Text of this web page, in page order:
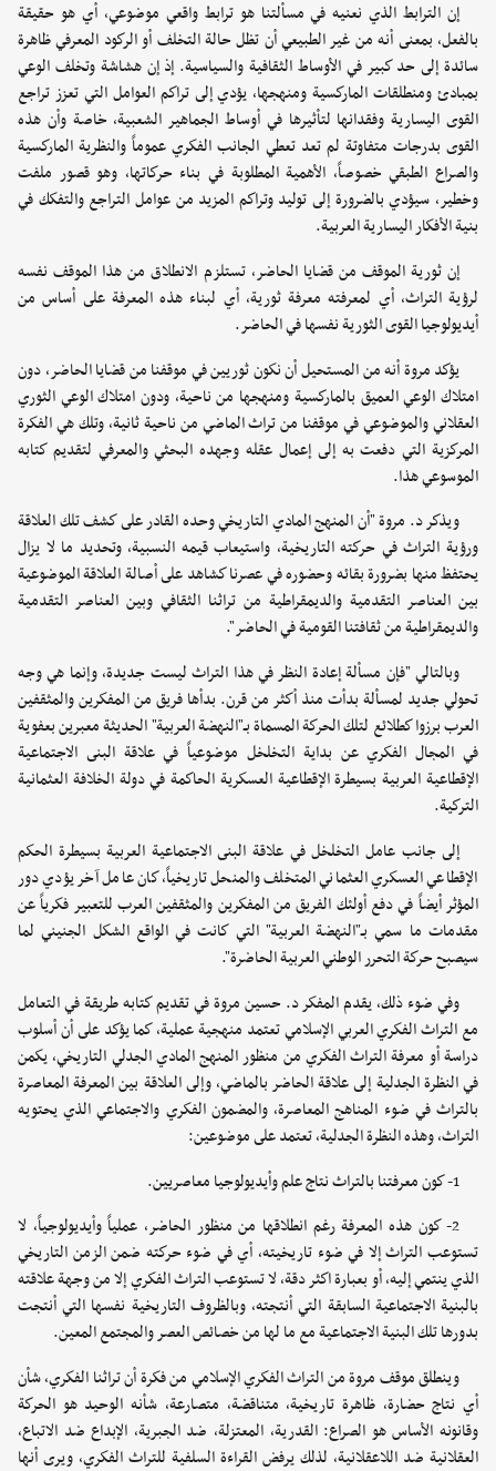
إن الترابط الذي نعنيه في مسألتنا هو ترابط واقعي موضوعي، أي هو حقيقة
بالفعل، بمعنى أنه من غير الطبيعي أن تظل حالة التخلف أو الركود المعرفي ظاهرة
سائدة إلى حد كبير في الأوساط الثقافية والسياسية. إذ إن هشاشة وتخلف الوعي
بمبادئ ومنطلقات الماركسية ومنهجها، يؤدي إلى تراكم العوامل التي تعزز تراجع
القوى اليسارية وفقدانها لتأثيرها في أوساط الجماهير الشعبية، خاصة وأن هذه
القوى بدرجات متفاوتة لم تعد تعطي الجانب الفكري عموماً والنظرية الماركسية
والصراع الطبقي خصوصاً، الأهمية المطلوبة في بناء حركاتها، وهو قصور ملفت
وخطير، سيؤدي بالضرورة إلى توليد وتراكم المزيد من عوامل التراجع والتفكك في
بنية الأفكار اليسارية العربية.
إن ثورية الموقف من قضايا الحاضر، تستلزم الانطلاق من هذا الموقف نفسه
لرؤية التراث، أي لمعرفته معرفة ثورية، أي لبناء هذه المعرفة على أساس من
أيديولوجيا القوى الثورية نفسها في الحاضر.
يؤكد مروة أنه من المستحيل أن نكون ثوريين في موقفنا من قضايا الحاضر، دون
امتلاك الوعي العميق بالماركسية ومنهجها من ناحية، ودون امتلاك الوعي الثوري
العقلاني والموضوعي في موقفنا من تراث الماضي من ناحية ثانية، وتلك هي الفكرة
المركزية التي دفعت به إلى إعمال عقله وجهده البحثي والمعرفي لتقديم كتابه
الموسوعي هذا.
ويذكر د. مروة "أن المنهج المادي التاريخي وحده القادر على كشف تلك العلاقة
ورؤية التراث في حركته التاريخية، واستيعاب قيمه النسبية، وتحديد ما لا يزال
يحتفظ منها بضرورة بقائه وحضوره في عصرنا كشاهد على أصالة العلاقة الموضوعية
بين العناصر التقدمية والديمقراطية من تراثنا الثقافي وبين العناصر التقدمية
والديمقراطية من ثقافتنا القومية في الحاضر".
وبالتالي "فإن مسألة إعادة النظر في هذا التراث ليست جديدة، وإنما هي وجه
تحولي جديد لمسألة بدأت منذ أكثر من قرن. بدأها فريق من المفكرين والمثقفين
العرب برزوا كطلائع لتلك الحركة المسماة بـ"النهضة العربية" الحديثة معبرين بعفوية
في المجال الفكري عن بداية التخلخل موضوعياً في علاقة البنى الاجتماعية
الإقطاعية العربية بسيطرة الإقطاعية العسكرية الحاكمة في دولة الخلافة العثمانية
التركية.
إلى جانب عامل التخلخل في علاقة البنى الاجتماعية العربية بسيطرة الحكم
الإقطاعي العسكري العثماني المتخلف والمنحل تاريخياً، كان عامل آخر يؤدي دور
المؤثر أيضاً في دفع أولئك الفريق من المفكرين والمثقفين العرب للتعبير فكرياً عن
مقدمات ما سمي بـ"النهضة العربية" التي كانت في الواقع الشكل الجنيني لما
سيصبح حركة التحرر الوطني العربية الحاضرة".
وفي ضوء ذلك، يقدم المفكر د. حسين مروة في تقديم كتابه طريقة في التعامل
مع التراث الفكري العربي الإسلامي تعتمد منهجية عملية، كما يؤكد على أن أسلوب
دراسة أو معرفة التراث الفكري من منظور المنهج المادي الجدلي التاريخي، يكمن
في النظرة الجدلية إلى علاقة الحاضر بالماضي، وإلى العلاقة بين المعرفة المعاصرة
بالتراث في ضوء المناهج المعاصرة، والمضمون الفكري والاجتماعي الذي يحتويه
التراث، وهذه النظرة الجدلية، تعتمد على موضوعين:
1- كون معرفتنا بالتراث نتاج علم وأيديولوجيا معاصريين.
2- كون هذه المعرفة رغم انطلاقها من منظور الحاضر، عملياً وأيديولوجياً، لا
تستوعب التراث إلا في ضوء تاريخيته، أي في ضوء حركته ضمن الزمن التاريخي
الذي ينتمي إليه، أو بعبارة اكثر دقة، لا تستوعب التراث الفكري إلا من وجهة علاقته
بالبنية الاجتماعية السابقة التي أنتجته، وبالظروف التاريخية نفسها التي أنتجت
بدورها تلك البنية الاجتماعية مع ما لها من خصائص العصر والمجتمع المعين.
وينطلق موقف مروة من التراث الفكري الإسلامي من فكرة أن تراثنا الفكري، شأن
أي نتاج حضارة، ظاهرة تاريخية، متناقضة، متصارعة، شأنه الوحيد هو الحركة
وقانونه الأساس هو الصراع: القدرية، المعتزلة، ضد الجبرية، الإبداع ضد الاتباع،
العقلانية ضد اللاعقلانية، لذلك يرفض القراءة السلفية للتراث الفكري، ويرى أنها